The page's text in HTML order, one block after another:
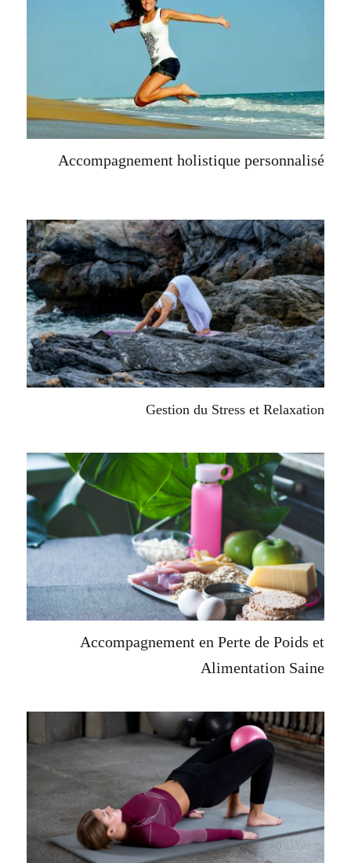
Accompagnement holistique personnalisé
Gestion du Stress et Relaxation
Accompagnement en Perte de Poids et
Alimentation Saine